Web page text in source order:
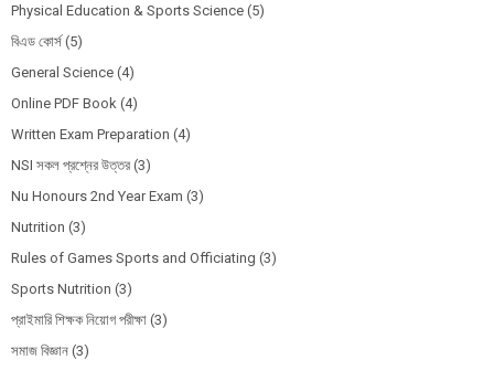
Physical Education & Sports Science (5)
বিএড কোর্স (5)
General Science (4)
Online PDF Book (4)
Written Exam Preparation (4)
NSI সকল প্রশ্নের উত্তর (3)
Nu Honours 2nd Year Exam (3)
Nutrition (3)
Rules of Games Sports and Officiating (3)
Sports Nutrition (3)
প্রাইমারি শিক্ষক নিয়োগ পরীক্ষা (3)
সমাজ বিজ্ঞান (3)